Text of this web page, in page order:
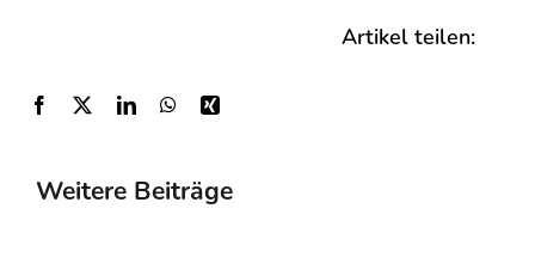
Artikel teilen:
Weitere Beiträge